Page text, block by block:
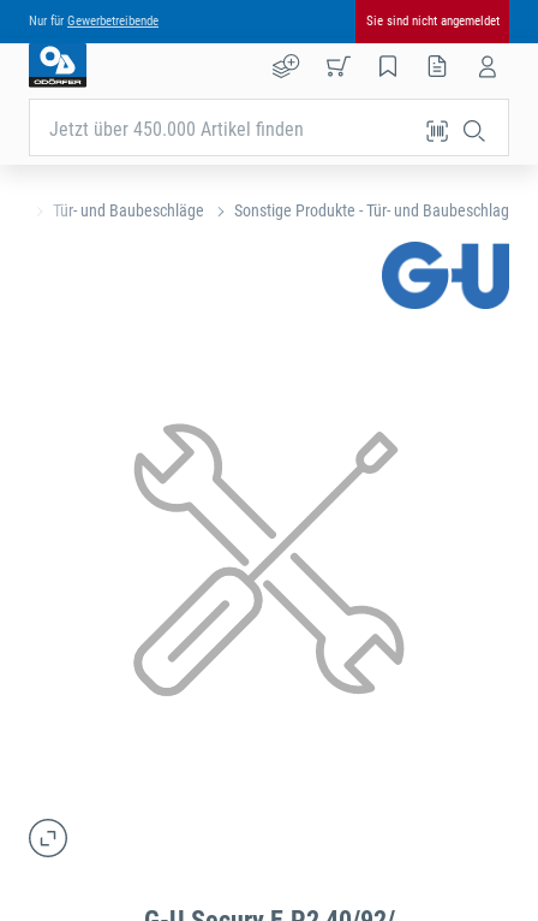
Nur für Gewerbetreibende Sie sind nicht angemeldet
Jetzt über 450.000 Artikel finden
Tür- und Baubeschläge Sonstige Produkte - Tür- und Baubeschlag